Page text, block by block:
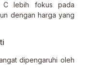
C lebih fokus pada
dengan harga yang
dipengaruhi oleh